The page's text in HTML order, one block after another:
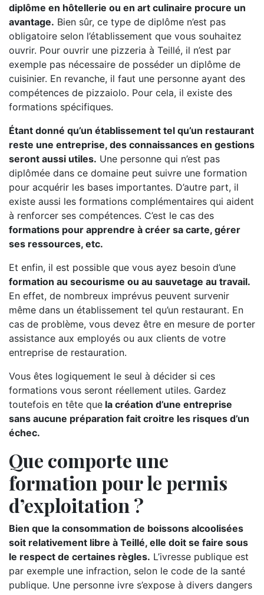
diplôme en hôtellerie ou en art culinaire procure un
avantage. Bien sûr, ce type de diplôme n’est pas
obligatoire selon l’établissement que vous souhaitez
ouvrir. Pour ouvrir une pizzeria à Teillé, il n’est par
exemple pas nécessaire de posséder un diplôme de
cuisinier. En revanche, il faut une personne ayant des
compétences de pizzaiolo. Pour cela, il existe des
formations spécifiques.
Étant donné qu’un établissement tel qu’un restaurant
reste une entreprise, des connaissances en gestions
seront aussi utiles. Une personne qui n’est pas
diplômée dans ce domaine peut suivre une formation
pour acquérir les bases importantes. D’autre part, il
existe aussi les formations complémentaires qui aident
à renforcer ses compétences. C’est le cas des
formations pour apprendre à créer sa carte, gérer
ses ressources, etc.
Et enfin, il est possible que vous ayez besoin d’une
formation au secourisme ou au sauvetage au travail.
En effet, de nombreux imprévus peuvent survenir
même dans un établissement tel qu’un restaurant. En
cas de problème, vous devez être en mesure de porter
assistance aux employés ou aux clients de votre
entreprise de restauration.
Vous êtes logiquement le seul à décider si ces
formations vous seront réellement utiles. Gardez
toutefois en tête que la création d’une entreprise
sans aucune préparation fait croitre les risques d’un
échec.
Que comporte une
formation pour le permis
d’exploitation ?
Bien que la consommation de boissons alcoolisées
soit relativement libre à Teillé, elle doit se faire sous
le respect de certaines règles. L’ivresse publique est
par exemple une infraction, selon le code de la santé
publique. Une personne ivre s’expose à divers dangers